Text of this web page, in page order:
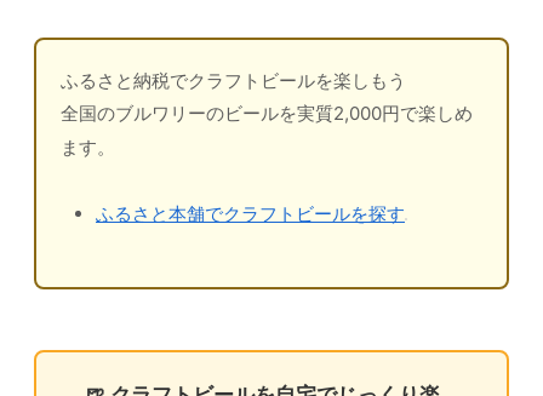
ふるさと納税でクラフトビールを楽しもう
全国のブルワリーのビールを実質2,000円で楽しめ
ます。
ふるさと本舗でクラフトビールを探す